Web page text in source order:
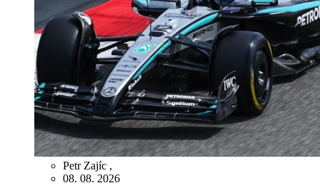
Petr Zajíc ,
08. 08. 2026